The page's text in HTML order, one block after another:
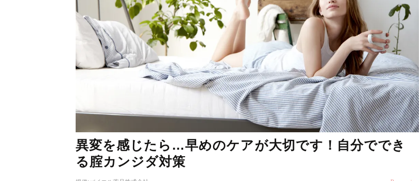
異変を感じたら…早めのケアが大切です！自分ででき
る腟カンジダ対策